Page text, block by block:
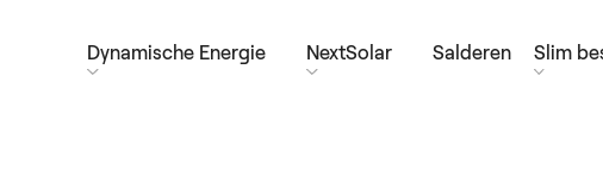
Dynamische Energie NextSolar Salderen Slim